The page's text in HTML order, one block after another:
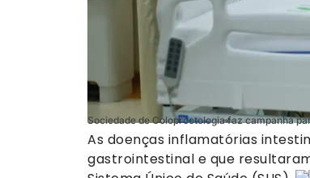
Sociedade de Coloproctologia faz campanha
As doenças inflamatórias
gastrointestinal e que